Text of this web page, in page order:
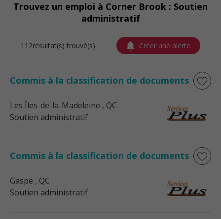
Trouvez un emploi à Corner Brook : Soutien
administratif
112résultat(s) trouvé(s) Créer une alerte
Commis à la classification de documents
Les Îles-de-la-Madeleine , QC
Soutien administratif
Commis à la classification de documents
Gaspé , QC
Soutien administratif